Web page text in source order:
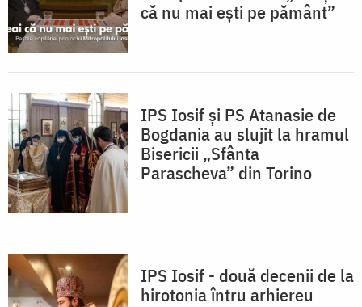
că nu mai ești pe pământ”
IPS Iosif și PS Atanasie de
Bogdania au slujit la hramul
Bisericii „Sfânta
Parascheva” din Torino
IPS Iosif - două decenii de la
hirotonia întru arhiereu